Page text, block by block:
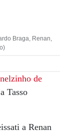
Braga, Renan,
de
Tasso
a Renan